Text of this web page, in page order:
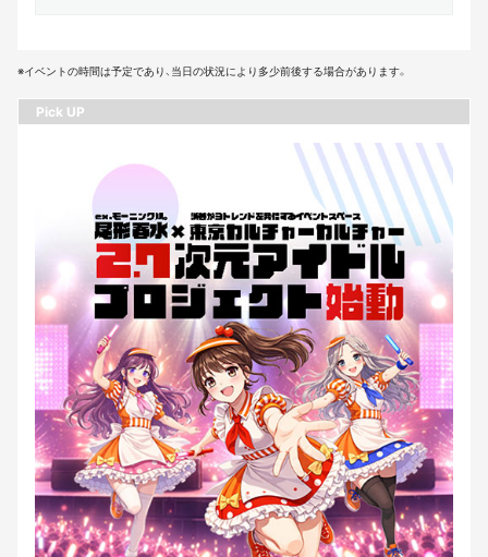
※イベントの時間は予定であり、当日の状況により多少前後する場合があります。
Pick UP